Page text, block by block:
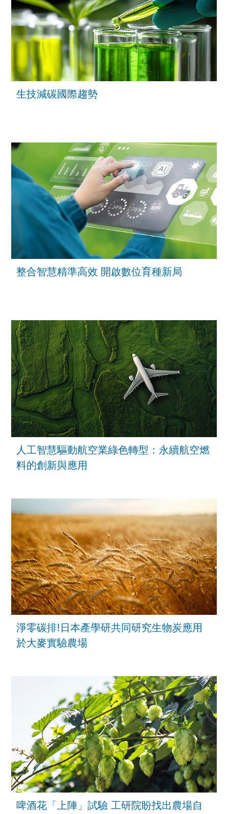
生技減碳國際趨勢
整合智慧精準高效 開啟數位育種新局
人工智慧驅動航空業綠色轉型：永續航空燃
料的創新與應用
淨零碳排!日本產學研共同研究生物炭應用
於大麥實驗農場
啤酒花「上陣」試驗 工研院盼找出農場自